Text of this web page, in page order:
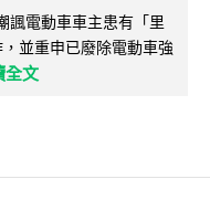
諷電動車車主患有「里
並重申已廢除電動車強
全文